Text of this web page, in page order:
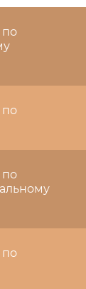
по
по
по
по